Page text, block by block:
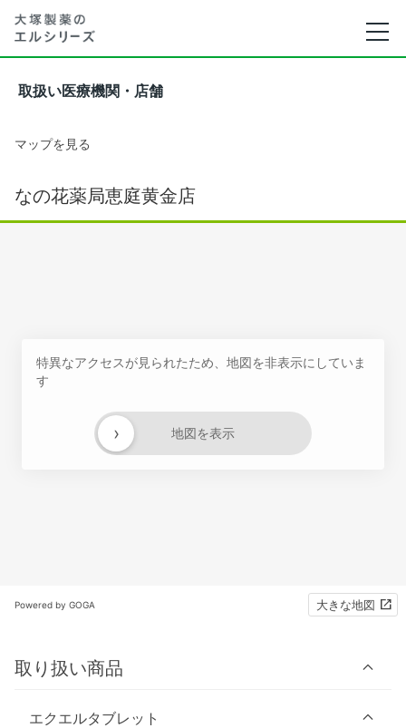
取扱い医療機関・店舗
マップを見る
なの花薬局恵庭黄金店
特異なアクセスが見られたため、地図を非表示にしていま
す
地図を表示
›
Powered by GOGA 大きな地図
取り扱い商品
エクエルタブレット